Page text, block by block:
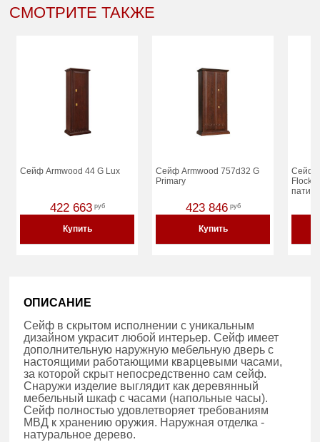
СМОТРИТЕ ТАКЖЕ
Сейф Armwood 44 G Lux
422 663 руб
Купить
Сейф Armwood 757d32 G
Primary
423 846 руб
Купить
Сейф
Flock
ОПИСАНИЕ
Сейф в скрытом исполнении с уникальным
дизайном украсит любой интерьер. Сейф имеет
дополнительную наружную мебельную дверь с
настоящими работающими кварцевыми часами,
за которой скрыт непосредственно сам сейф.
Снаружи изделие выглядит как деревянный
мебельный шкаф с часами (напольные часы).
Сейф полностью удовлетворяет требованиям
МВД к хранению оружия. Наружная отделка -
натуральное дерево.